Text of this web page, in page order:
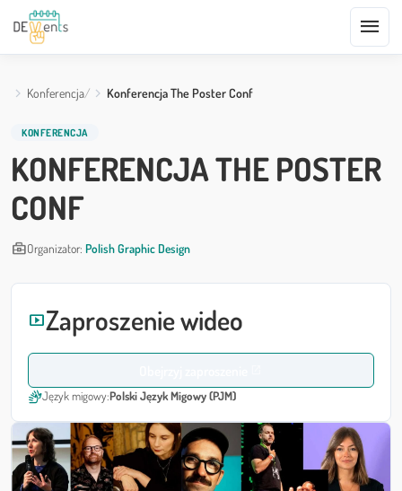
menu
Konferencja Konferencja The Poster Conf
KONFERENCJA
KONFERENCJA THE POSTER
CONF
business_centerOrganizator: Polish Graphic Design
smart_displayZaproszenie wideo
sign_languageJęzyk migowy:Polski Język Migowy (PJM)